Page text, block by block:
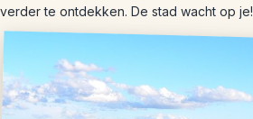
verder te ontdekken. De stad wacht op je!